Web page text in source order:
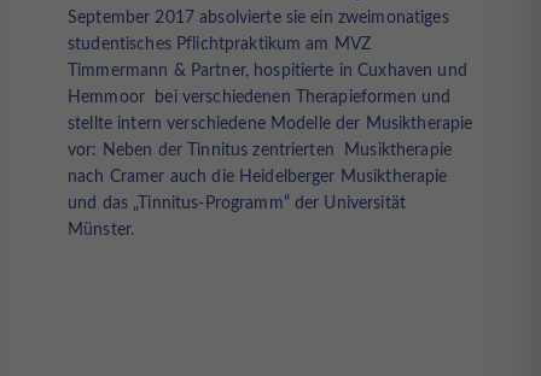
September 2017 absolvierte sie ein zweimonatiges
studentisches Pflichtpraktikum am MVZ
Timmermann & Partner, hospitierte in Cuxhaven und
Hemmoor bei verschiedenen Therapieformen und
stellte intern verschiedene Modelle der Musiktherapie
vor: Neben der Tinnitus zentrierten Musiktherapie
nach Cramer auch die Heidelberger Musiktherapie
und das „Tinnitus-Programm“ der Universität
Münster.